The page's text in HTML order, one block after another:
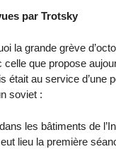
par Trotsky
la grande grève
celle que propose
était au service d’une
soviet :
les bâtiments de
lieu la première